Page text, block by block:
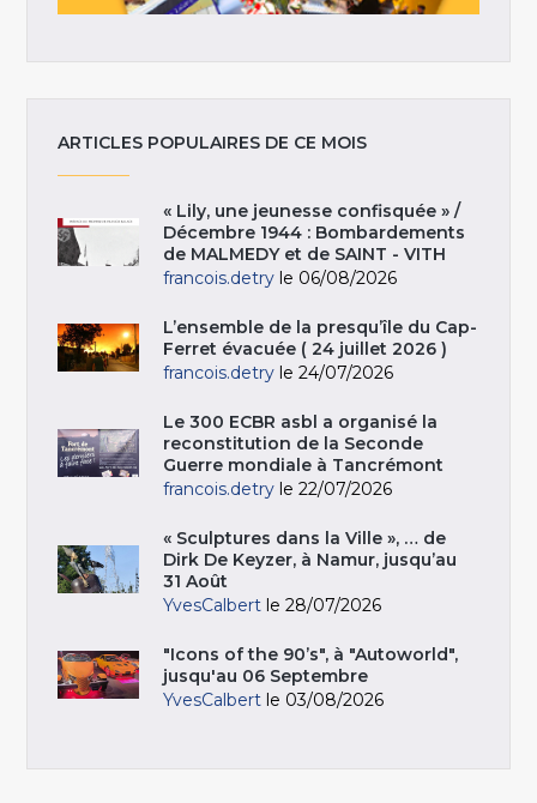
ARTICLES POPULAIRES DE CE MOIS
« Lily, une jeunesse confisquée » /
Décembre 1944 : Bombardements
de MALMEDY et de SAINT - VITH
francois.detry le 06/08/2026
L’ensemble de la presqu’île du Cap-
Ferret évacuée ( 24 juillet 2026 )
francois.detry le 24/07/2026
Le 300 ECBR asbl a organisé la
reconstitution de la Seconde
Guerre mondiale à Tancrémont
francois.detry le 22/07/2026
« Sculptures dans la Ville », … de
Dirk De Keyzer, à Namur, jusqu’au
31 Août
YvesCalbert le 28/07/2026
"Icons of the 90’s", à "Autoworld",
jusqu'au 06 Septembre
YvesCalbert le 03/08/2026